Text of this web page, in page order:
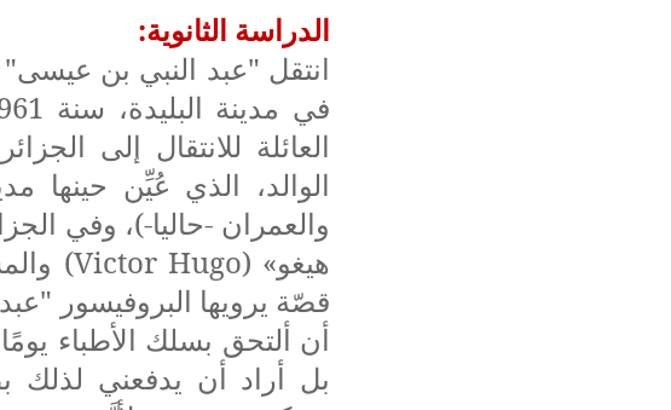
الدراسة الثانوية:
انتقل "عبد النبي بن
الوالد، الذي عُيِّن حينها
والعمران -حاليا-)، وفي
هيغو» (Victor Hugo
)
قصّة يرويها البروفيسور
أن ألتحق بسلك الأطباء
بل أراد أن يدفعني لذلك